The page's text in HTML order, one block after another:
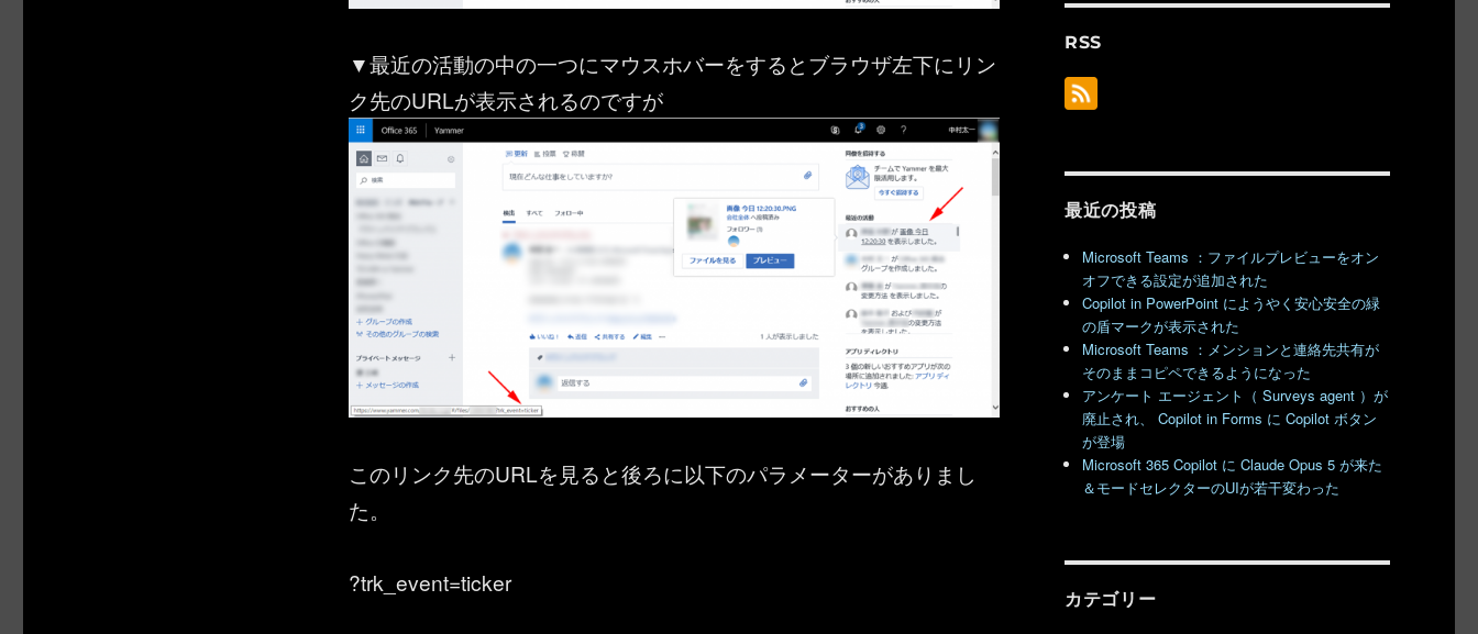
▼最近の活動の中の一つにマウスホバーをするとブラウザ左下にリン
ク先のURLが表示されるのですが
このリンク先のURLを見ると後ろに以下のパラメーターがありまし
た。
?trk_event=ticker
RSS
最近の投稿
Microsoft Teams ：ファイルプレビューをオン
オフできる設定が追加された
Copilot in PowerPoint にようやく安心安全の緑
の盾マークが表示された
Microsoft Teams ：メンションと連絡先共有が
そのままコピペできるようになった
アンケート エージェント（ Surveys agent ）が
廃止され、 Copilot in Forms に Copilot ボタン
が登場
Microsoft 365 Copilot に Claude Opus 5 が来た
＆モードセレクターのUIが若干変わった
カテゴリー